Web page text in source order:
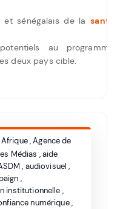
et sénégalais de lasanté
au programme
deux pays cible.
Afrique,Agence de
Médias ,aide
, audiovisuel ,
,
institutionnelle ,
numérique,